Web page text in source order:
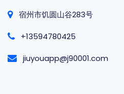
宿州市饥圆山谷283号
+13594780425
jiuyouapp@j90001.com